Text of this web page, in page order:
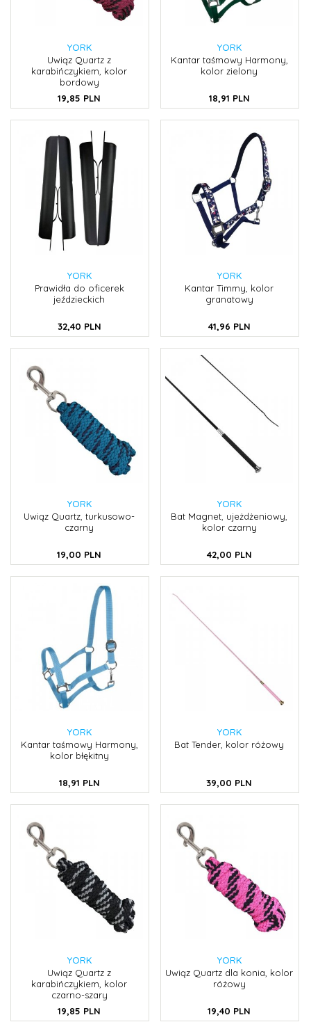
YORK
Uwiąz Quartz z
karabińczykiem, kolor
bordowy
19,85 PLN
YORK
Kantar taśmowy Harmony,
kolor zielony
18,91 PLN
YORK
Prawidła do oficerek
jeździeckich
32,40 PLN
YORK
Kantar Timmy, kolor
granatowy
41,96 PLN
YORK
Uwiąz Quartz, turkusowo-
czarny
19,00 PLN
YORK
Bat Magnet, ujeżdżeniowy,
kolor czarny
42,00 PLN
YORK
Kantar taśmowy Harmony,
kolor błękitny
18,91 PLN
YORK
Bat Tender, kolor różowy
39,00 PLN
YORK
Uwiąz Quartz z
karabińczykiem, kolor
czarno-szary
19,85 PLN
YORK
Uwiąz Quartz dla konia, kolor
różowy
19,40 PLN